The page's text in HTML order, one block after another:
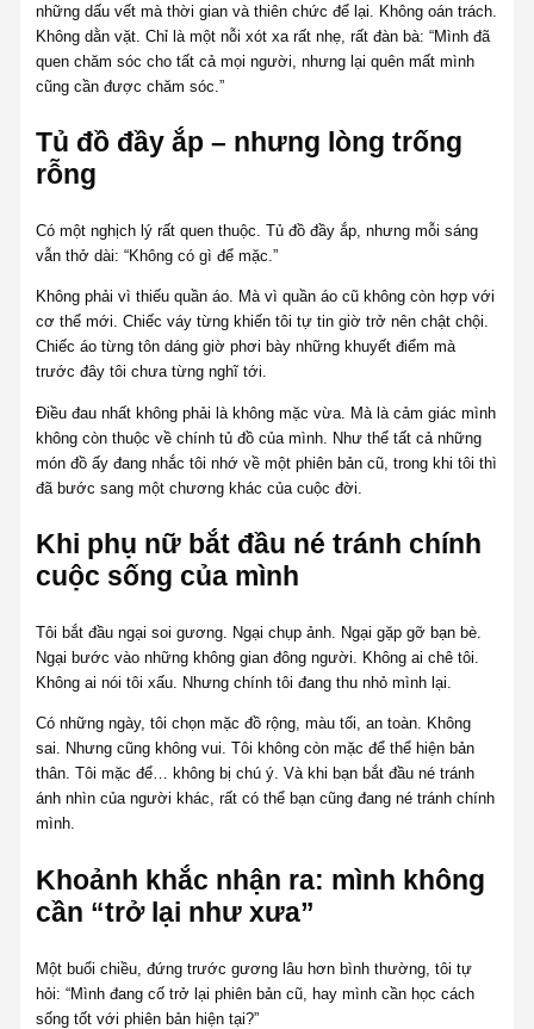
những dấu vết mà thời gian và thiên chức để lại. Không oán trách.
Không dằn vặt. Chỉ là một nỗi xót xa rất nhẹ, rất đàn bà: “Mình đã
quen chăm sóc cho tất cả mọi người, nhưng lại quên mất mình
cũng cần được chăm sóc.”
Tủ đồ đầy ắp – nhưng lòng trống
rỗng
Có một nghịch lý rất quen thuộc. Tủ đồ đầy ắp, nhưng mỗi sáng
vẫn thở dài: “Không có gì để mặc.”
Không phải vì thiếu quần áo. Mà vì quần áo cũ không còn hợp với
cơ thể mới. Chiếc váy từng khiến tôi tự tin giờ trở nên chật chội.
Chiếc áo từng tôn dáng giờ phơi bày những khuyết điểm mà
trước đây tôi chưa từng nghĩ tới.
Điều đau nhất không phải là không mặc vừa. Mà là cảm giác mình
không còn thuộc về chính tủ đồ của mình. Như thể tất cả những
món đồ ấy đang nhắc tôi nhớ về một phiên bản cũ, trong khi tôi thì
đã bước sang một chương khác của cuộc đời.
Khi phụ nữ bắt đầu né tránh chính
cuộc sống của mình
Tôi bắt đầu ngại soi gương. Ngại chụp ảnh. Ngại gặp gỡ bạn bè.
Ngại bước vào những không gian đông người. Không ai chê tôi.
Không ai nói tôi xấu. Nhưng chính tôi đang thu nhỏ mình lại.
Có những ngày, tôi chọn mặc đồ rộng, màu tối, an toàn. Không
sai. Nhưng cũng không vui. Tôi không còn mặc để thể hiện bản
thân. Tôi mặc để… không bị chú ý. Và khi bạn bắt đầu né tránh
ánh nhìn của người khác, rất có thể bạn cũng đang né tránh chính
mình.
Khoảnh khắc nhận ra: mình không
cần “trở lại như xưa”
Một buổi chiều, đứng trước gương lâu hơn bình thường, tôi tự
hỏi: “Mình đang cố trở lại phiên bản cũ, hay mình cần học cách
sống tốt với phiên bản hiện tại?”